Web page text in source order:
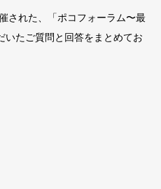
された、「ポコフォーラム〜最
いたご質問と回答をまとめてお